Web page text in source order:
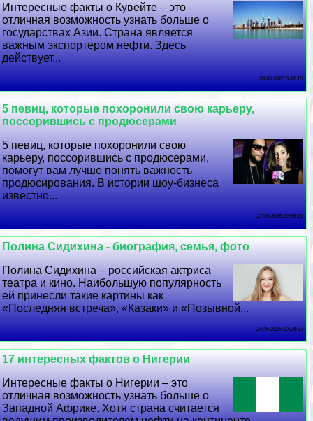
Интересные факты о Кувейте – это
отличная возможность узнать больше о
государствах Азии. Страна является
важным экспортером нефти. Здесь
действует...
28 06 2026 0:31:15
5 певиц, которые похоронили свою карьеру,
поссорившись с продюсерами
5 певиц, которые похоронили свою
карьеру, поссорившись с продюсерами,
помогут вам лучше понять важность
продюсирования. В истории шоу-бизнеса
известно...
27 06 2026 10:56:20
Полина Сидихина - биография, семья, фото
Полина Сидихина – российская актриса
театра и кино. Наибольшую популярность
ей принесли такие картины как
«Последняя встреча», «Казаки» и «Позывной...
26 06 2026 19:24:33
17 интересных фактов о Нигерии
Интересные факты о Нигерии – это
отличная возможность узнать больше о
Западной Африке. Хотя страна считается